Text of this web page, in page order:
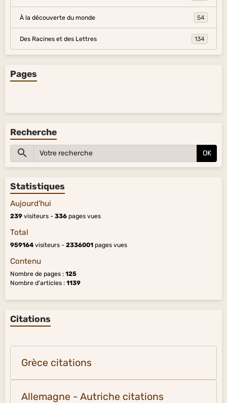
À la découverte du monde 54
Des Racines et des Lettres 134
Pages
Recherche
OK
Statistiques
Aujourd'hui
239 visiteurs - 336 pages vues
Total
959164 visiteurs - 2336001 pages vues
Contenu
Nombre de pages : 125
Nombre d'articles : 1139
Citations
Grèce citations
Allemagne - Autriche citations